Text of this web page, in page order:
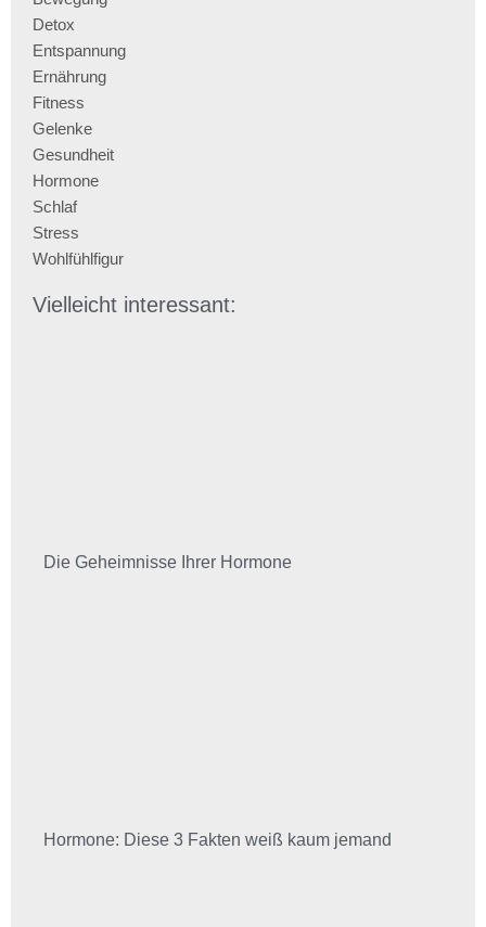
Detox
Entspannung
Ernährung
Fitness
Gelenke
Gesundheit
Hormone
Schlaf
Stress
Wohlfühlfigur
Vielleicht interessant:
Die Geheimnisse Ihrer Hormone
Hormone: Diese 3 Fakten weiß kaum jemand